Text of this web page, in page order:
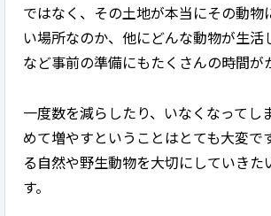
ではなく、その土地が本当にその動物
い場所なのか、他にどんな動物が生活
など事前の準備にもたくさんの時間が
一度数を減らしたり、いなくなってし
めて増やすということはとても大変で
る自然や野生動物を大切にしていきた
す。